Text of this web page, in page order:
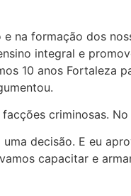
na formação dos
integral e
10 anos
criminosas.
decisão. E eu
capacitar e